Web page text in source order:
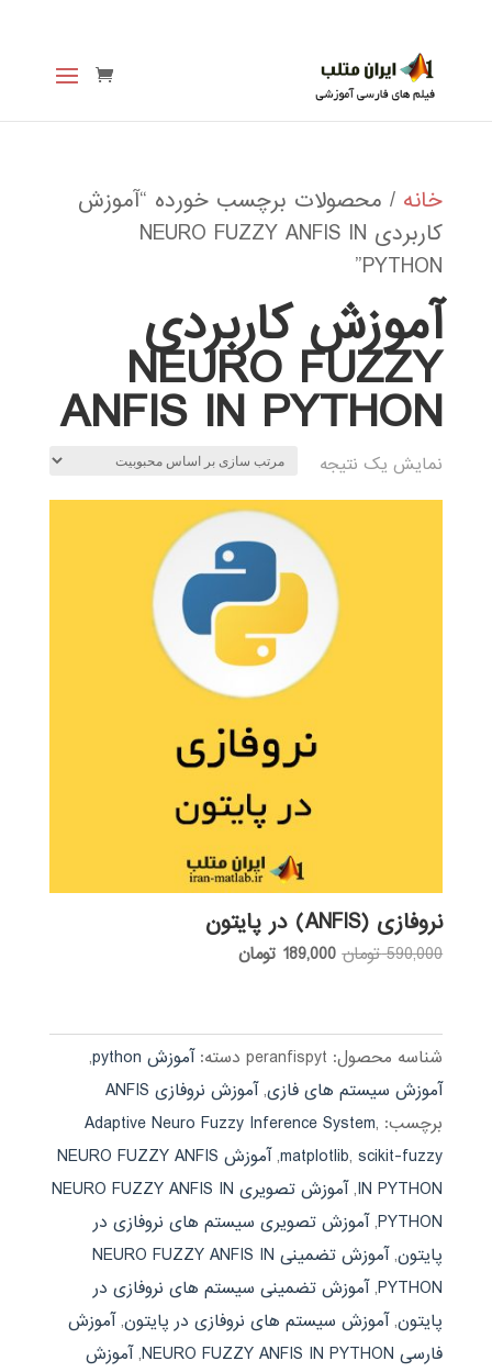
خانه / محصولات برچسب خورده “آموزش
کاربردی NEURO FUZZY ANFIS IN
PYTHON”
آموزش کاربردی
NEURO FUZZY
ANFIS IN PYTHON
نمایش یک نتیجه
نروفازی (ANFIS) در پایتون
590,000 تومان قیمت
بود.
189,000 تومانقیمت
شناسه محصول: peranfispyt دسته:آموزش python
,
آموزش سیستم های فازی,آموزش نروفازی ANFIS
برچسب: Adaptive Neuro Fuzzy Inference System,
matplotlib,scikit-fuzzy
,
آموزش NEURO FUZZY ANFIS
IN PYTHON
,
آموزش تصویری NEURO FUZZY ANFIS IN
PYTHON
,آموزش تصویری سیستم های نروفازی در
پایتون,
آموزش تضمینی NEURO FUZZY ANFIS IN
PYTHON
,آموزش تضمینی سیستم های نروفازی در
پایتون,آموزش سیستم های نروفازی در پایتون,آموزش
فارسی NEURO FUZZY ANFIS IN PYTHON
,آموزش